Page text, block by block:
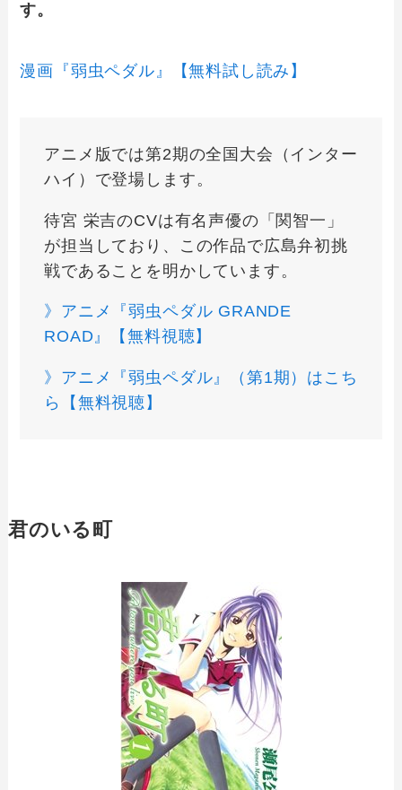
す。
漫画『弱虫ペダル』【無料試し読み】
アニメ版では第2期の全国大会（インター
ハイ）で登場します。
待宮 栄吉のCVは有名声優の「関智一」
が担当しており、この作品で広島弁初挑
戦であることを明かしています。
》アニメ『弱虫ペダル GRANDE
ROAD』【無料視聴】
》アニメ『弱虫ペダル』（第1期）はこち
ら【無料視聴】
君のいる町